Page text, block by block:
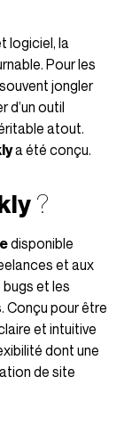
logiciel, la
Pour les
jongler
d’un outil
atout.
a été conçu.
?
disponible
et aux
et les
Conçu pour être
et intuitive
dont une
de site